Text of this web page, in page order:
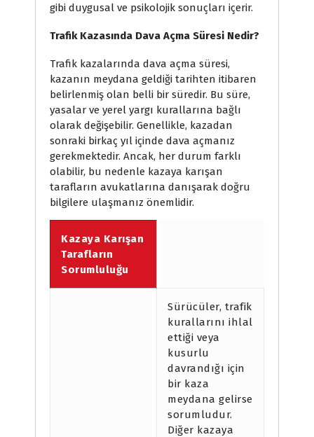
gibi duygusal ve psikolojik sonuçları içerir.
Trafik Kazasında Dava Açma Süresi Nedir?
Trafik kazalarında dava açma süresi,
kazanın meydana geldiği tarihten itibaren
belirlenmiş olan belli bir süredir. Bu süre,
yasalar ve yerel yargı kurallarına bağlı
olarak değişebilir. Genellikle, kazadan
sonraki birkaç yıl içinde dava açmanız
gerekmektedir. Ancak, her durum farklı
olabilir, bu nedenle kazaya karışan
tarafların avukatlarına danışarak doğru
bilgilere ulaşmanız önemlidir.
Kazaya Karışan
Tarafların
Sorumluluğu
Sürücüler, trafik
kurallarını ihlal
ettiği veya
kusurlu
davrandığı için
bir kaza
meydana gelirse
sorumludur.
Diğer kazaya